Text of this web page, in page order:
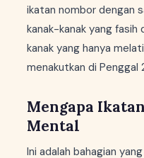
ikatan nombor dengan
kanak-kanak yang
kanak yang hanya
menakutkan di Penggal
Mengapa
Mental
Ini adalah bahagian